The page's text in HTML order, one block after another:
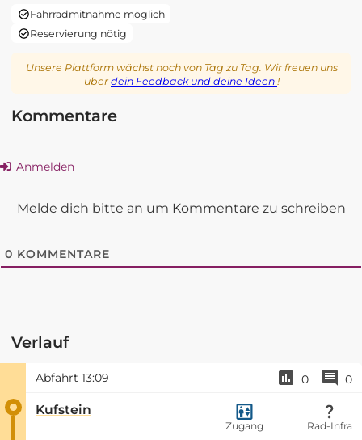
Fahrradmitnahme möglich
Reservierung nötig
Unsere Plattform wächst noch von Tag zu Tag. Wir freuen uns
überdein Feedback und deine Ideen !
Kommentare
Anmelden
Melde dich bitte an um Kommentare zu schreiben
0 KOMMENTARE
Verlauf
Abfahrt 13:09 0 0
Kufstein
Zugang Rad-Infra